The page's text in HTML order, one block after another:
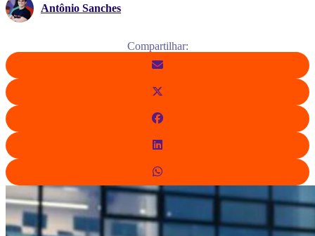
Antônio Sanches
Compartilhar: